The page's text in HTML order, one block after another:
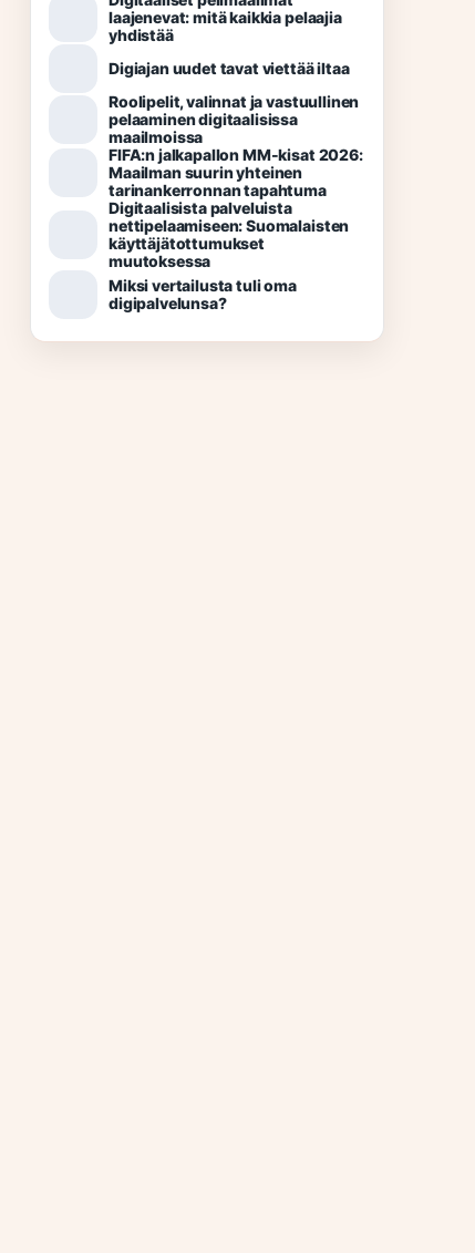
laajenevat: mitä kaikkia pelaajia
yhdistää
Digiajan uudet tavat viettää iltaa
Roolipelit, valinnat ja vastuullinen
pelaaminen digitaalisissa
maailmoissa
FIFA:n jalkapallon MM-kisat 2026:
Maailman suurin yhteinen
tarinankerronnan tapahtuma
Digitaalisista palveluista
nettipelaamiseen: Suomalaisten
käyttäjätottumukset
muutoksessa
Miksi vertailusta tuli oma
digipalvelunsa?